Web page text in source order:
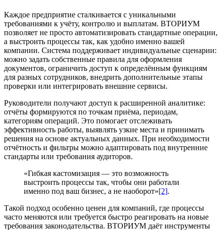
Каждое предприятие сталкивается с уникальными
требованиями к учёту, контролю и выплатам. ВТОРИУМ
позволяет не просто автоматизировать стандартные операции,
а выстроить процессы так, как удобно именно вашей
компании. Система поддерживает индивидуальные сценарии:
можно задать собственные правила для оформления
документов, ограничить доступ к определённым функциям
для разных сотрудников, внедрить дополнительные этапы
проверки или интегрировать внешние сервисы.
Руководители получают доступ к расширенной аналитике:
отчёты формируются по точкам приёма, периодам,
категориям операций. Это помогает отслеживать
эффективность работы, выявлять узкие места и принимать
решения на основе актуальных данных. При необходимости
отчётность и фильтры можно адаптировать под внутренние
стандарты или требования аудиторов.
«Гибкая кастомизация — это возможность
выстроить процессы так, чтобы они работали
именно под ваш бизнес, а не наоборот»[2].
Такой подход особенно ценен для компаний, где процессы
часто меняются или требуется быстро реагировать на новые
требования законодательства. ВТОРИУМ даёт инструменты